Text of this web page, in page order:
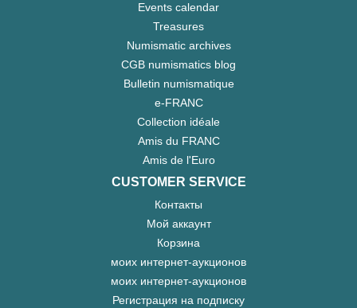
Events calendar
Treasures
Numismatic archives
CGB numismatics blog
Bulletin numismatique
e-FRANC
Collection idéale
Amis du FRANC
Amis de l'Euro
CUSTOMER SERVICE
Контакты
Мой аккаунт
Корзина
моих интернет-аукционов
моих интернет-аукционов
Регистрация на подписку